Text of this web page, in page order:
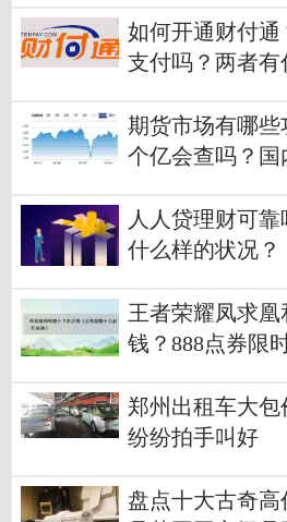
如何开通财付
支付吗？两者有
期货市场有哪
个亿会查吗？
人人贷理财可
什么样的状况？
王者荣耀凤求
钱？888点券限
郑州出租车大包
纷纷拍手叫好
盘点十大古奇